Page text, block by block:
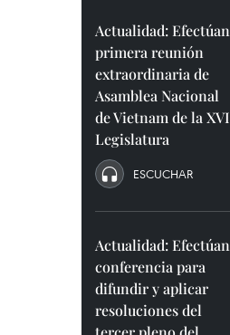
Actualidad: Efectúan
primera reunión
extraordinaria de
Asamblea Nacional
de Vietnam de la XVI
Legislatura
ESCUCHAR
Actualidad: Efectúan
conferencia para
difundir y aplicar
resoluciones del